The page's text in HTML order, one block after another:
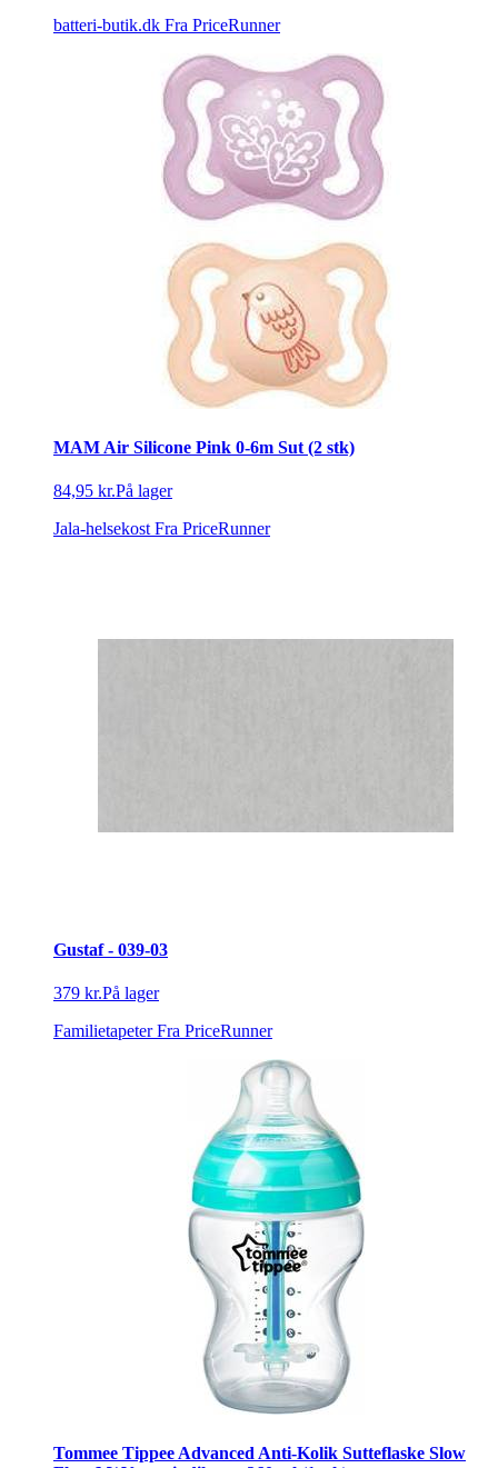
batteri-butik.dk Fra PriceRunner
MAM Air Silicone Pink 0-6m Sut (2 stk)
84,95 kr.På lager
Jala-helsekost Fra PriceRunner
Gustaf - 039-03
379 kr.På lager
Familietapeter Fra PriceRunner
Tommee Tippee Advanced Anti-Kolik Sutteflaske Slow